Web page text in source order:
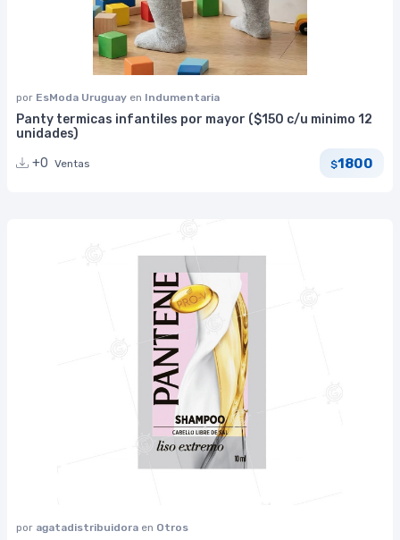
por EsModa Uruguay en Indumentaria
Panty termicas infantiles por mayor ($150 c/u minimo 12
unidades)
+0 Ventas $1800
por agatadistribuidora en Otros